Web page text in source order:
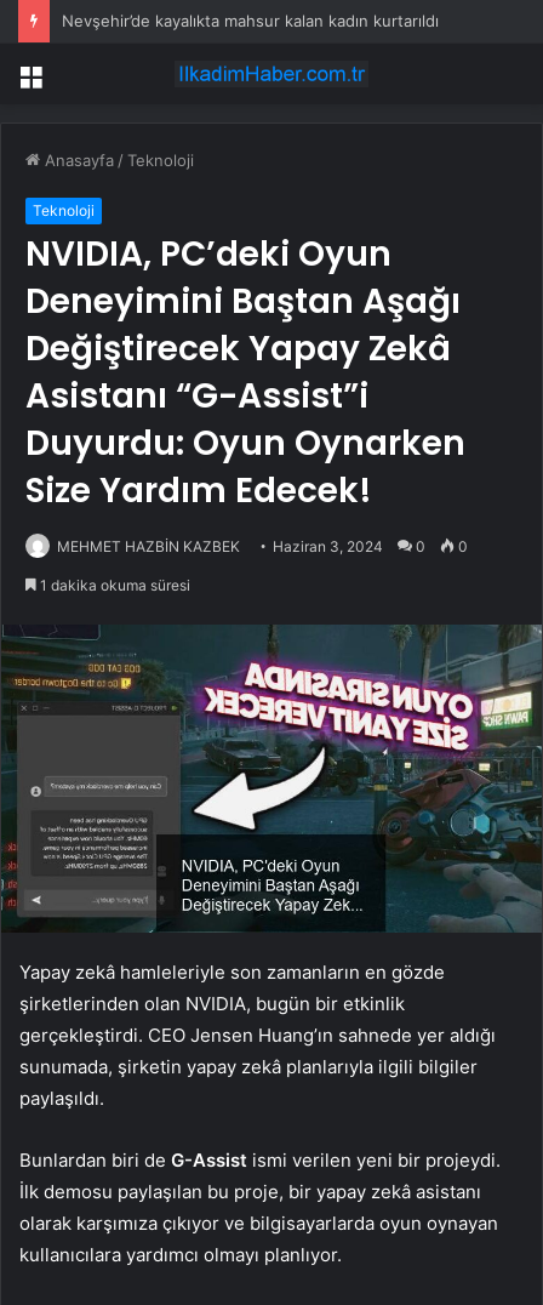
Nevşehir’de kayalıkta mahsur kalan kadın kurtarıldı
Menü
Anasayfa /Teknoloji
Teknoloji
NVIDIA, PC’deki Oyun
Deneyimini Baştan Aşağı
Değiştirecek Yapay Zekâ
Asistanı “G-Assist”i
Duyurdu: Oyun Oynarken
Size Yardım Edecek!
MEHMET HAZBİN KAZBEK Haziran 3, 2024 0 0
1 dakika okuma süresi
Yapay zekâ hamleleriyle son zamanların en gözde
şirketlerinden olan NVIDIA, bugün bir etkinlik
gerçekleştirdi. CEO Jensen Huang’ın sahnede yer aldığı
sunumada, şirketin yapay zekâ planlarıyla ilgili bilgiler
paylaşıldı.
Bunlardan biri de G-Assist ismi verilen yeni bir projeydi.
İlk demosu paylaşılan bu proje, bir yapay zekâ asistanı
olarak karşımıza çıkıyor ve bilgisayarlarda oyun oynayan
kullanıcılara yardımcı olmayı planlıyor.